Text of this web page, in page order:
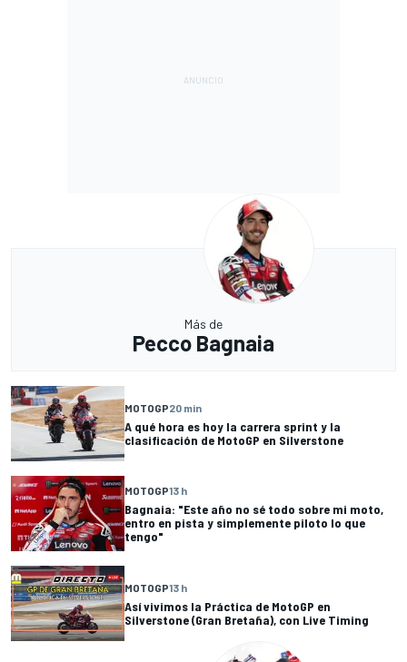
Más de
Pecco Bagnaia
MOTOGP20 min
A qué hora es hoy la carrera sprint y la
clasificación de MotoGP en Silverstone
MOTOGP13 h
Bagnaia: "Este año no sé todo sobre mi moto,
entro en pista y simplemente piloto lo que
tengo"
MOTOGP13 h
Así vivimos la Práctica de MotoGP en
Silverstone (Gran Bretaña), con Live Timing